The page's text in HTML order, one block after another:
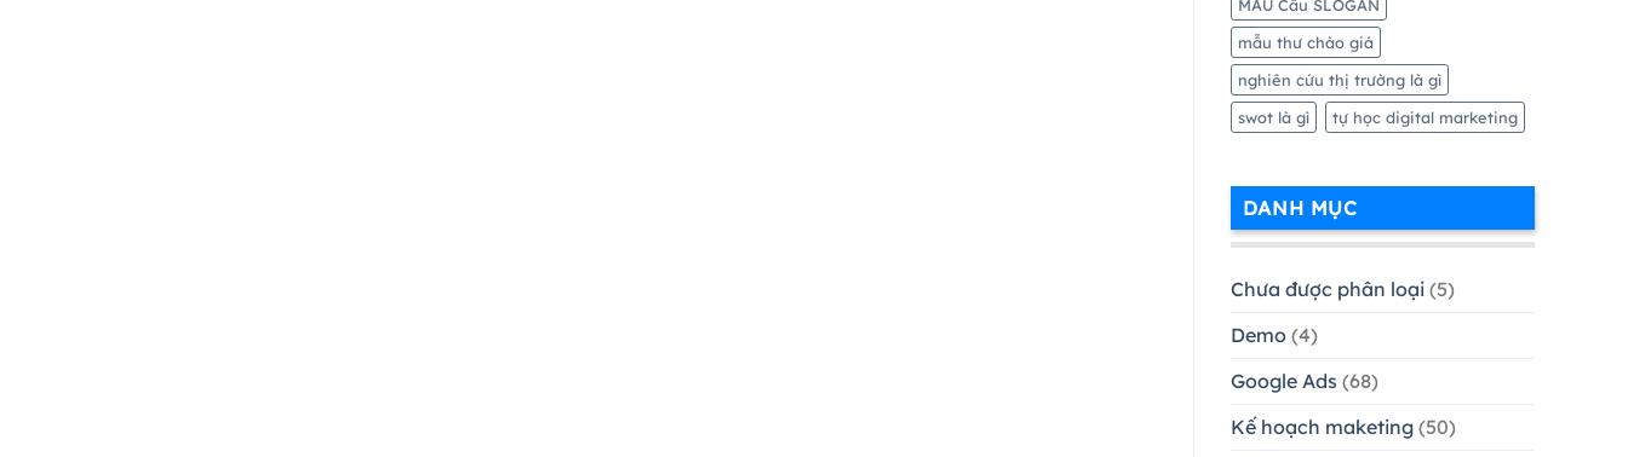
MẪU Câu SLOGAN
mẫu thư chào giá
nghiên cứu thị trường là gì
swot là gì
tự học digital marketing
DANH MỤC
Chưa được phân loại(5)
Demo(4)
Google Ads (68)
Kế hoạch maketing(50)